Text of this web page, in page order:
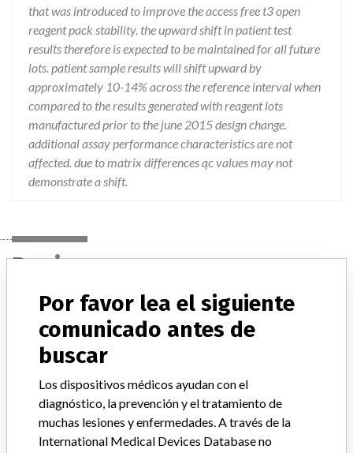
that was introduced to improve the access free t3 open
reagent pack stability. the upward shift in patient test
results therefore is expected to be maintained for all future
lots. patient sample results will shift upward by
approximately 10-14% across the reference interval when
compared to the results generated with reagent lots
manufactured prior to the june 2015 design change.
additional assay performance characteristics are not
affected. due to matrix differences qc values may not
demonstrate a shift.
Device
ACCESS SYSTEM - FREE T3 ASSAY
Modelo / Serial
Descripción del producto
ACCESS SYSTEM - FREE T3 ASSAY;UNICEL DXI 800 ACCESS
IMMUNOASSAY SYSTEM - FREE T3 ASSAY;UNICEL DXI 600
Por favor lea el siguiente
comunicado antes de
buscar
Los dispositivos médicos ayudan con el
diagnóstico, la prevención y el tratamiento de
muchas lesiones y enfermedades. A través de la
International Medical Devices Database no